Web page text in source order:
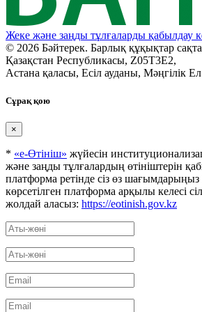
Жеке және заңды тұлғаларды қабылдау
© 2026 Бәйтерек. Барлық құқықтар
Қазақстан Республикасы, Z05T3E2,
Астана қаласы, Есіл ауданы, Мәңгілік
Сұрақ қою
×
* «е-Өтініш» жүйесін
және заңды тұлғалардың өтініштерін
платформа ретінде сіз өз шағымдарыңыз
көрсетілген платформа арқылы келесі
жолдай аласыз: https://eotinish.gov.kz